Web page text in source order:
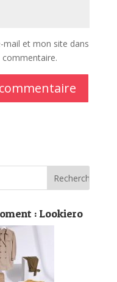
et mon site dans
: Lookiero